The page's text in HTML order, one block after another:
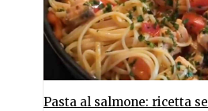
Pasta al salmone: ricetta